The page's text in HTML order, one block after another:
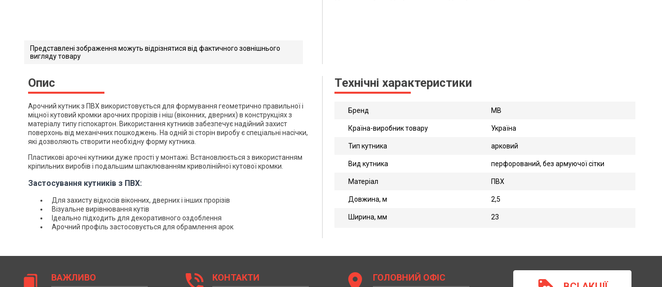
Представлені зображення можуть відрізнятися від фактичного зовнішнього
вигляду товару
Опис
Арочний кутник з ПВХ використовується для формування геометрично правильної і
міцної кутовий кромки арочних прорізів і ніш (віконних, дверних) в конструкціях з
матеріалу типу гіспокартон. Використання кутників забезпечує надійний захист
поверхонь від механічних пошкоджень. На одній зі сторін виробу є спеціальні насічки,
які дозволяють створити необхідну форму кутника.
Пластикові арочні кутники дуже прості у монтажі. Встановлюється з використанням
кріпильних виробів і подальшим шпаклюванням криволінійної кутової кромки.
Застосування кутників з ПВХ:
Для захисту відкосів віконних, дверних і інших прорізів
Візуальне вирівнювання кутів
Ідеально підходить для декоративного оздоблення
Арочний профіль застосовується для обрамлення арок
Технічні характеристики
Бренд MB
Країна-виробник товару Україна
Тип кутника арковий
Вид кутника перфорований, без армуючої сітки
Матеріал ПВХ
Довжина, м 2,5
Ширина, мм 23
bookmarks ВАЖЛИВО phone_in_talk КОНТАКТИ location_on ГОЛОВНИЙ ОФІС